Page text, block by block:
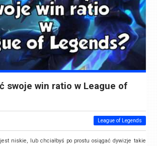
swoje win ratio w League of
League of Legends
niskie, lub chciałbyś po prostu osiągać dywizje takie